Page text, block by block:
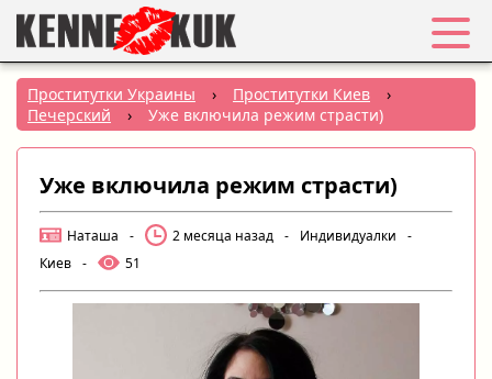
Избранное
Вход
Регистрация
Города:
РУС|
УКР
Создать объявление
Проститутки Украины › Проститутки Киев
›
Печерский
› Уже включила режим страсти)
Уже включила режим страсти)
Наташа - 2 месяца назад - Индивидуалки
-
Киев - 51